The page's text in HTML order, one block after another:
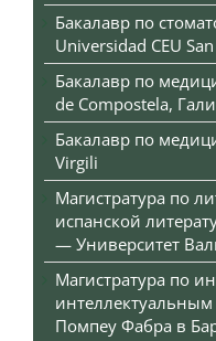
Бакалавр по
Universidad CEU
Бакалавр по
de Compostela,
Бакалавр по
Virgili
Магистратура по
испанской
— Университет
Магистратура по
Помпеу Фабра в